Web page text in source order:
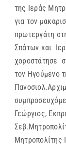
της Ιεράς
για τον
πρωτεργάτη
Σπάτων και
χοροστάτησε
τον Ηγούμενο
Γεώργιος,
Μητροπολίτης